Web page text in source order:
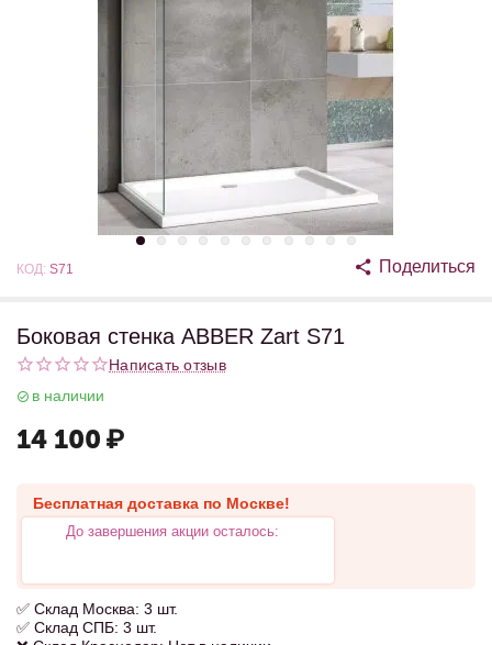
КОД: S71 Поделиться
Боковая стенка ABBER Zart S71
Написать отзыв
в наличии
14 100 ₽
Бесплатная доставка по Москве!
До завершения акции осталось:
✅ Склад Москва: 3 шт.
✅ Склад СПБ: 3 шт.